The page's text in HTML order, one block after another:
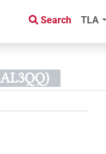
Search TLA